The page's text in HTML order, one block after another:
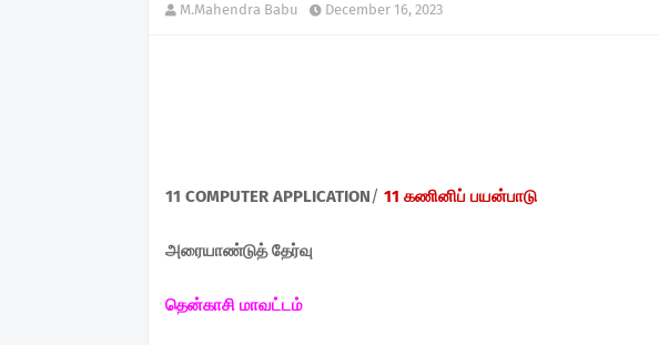
M.Mahendra Babu December 16, 2023
11 COMPUTER APPLICATION/ 11 கணினிப் பயன்பாடு
அரையாண்டுத் தேர்வு
தென்காசி மாவட்டம்